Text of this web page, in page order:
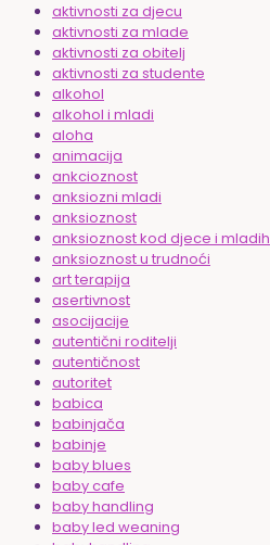
aktivnosti za djecu
aktivnosti za mlade
aktivnosti za obitelj
aktivnosti za studente
alkohol
alkohol i mladi
aloha
animacija
ankcioznost
anksiozni mladi
anksioznost
anksioznost kod djece i mladih
anksioznost u trudnoći
art terapija
asertivnost
asocijacije
autentični roditelji
autentičnost
autoritet
babica
babinjača
babinje
baby blues
baby cafe
baby handling
baby led weaning